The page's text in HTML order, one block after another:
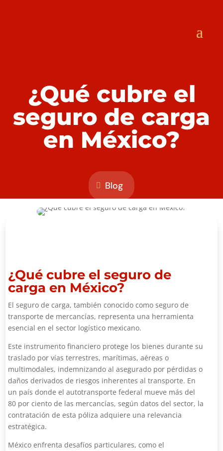
¿Qué cubre el
seguro de carga
en México?
 Blog
¿Qué cubre el seguro de
carga en México?
El seguro de carga, también conocido como seguro de
transporte de mercancías, representa una herramienta
esencial en el sector logístico mexicano.
Este instrumento financiero protege los bienes durante su
traslado por vías terrestres, marítimas, aéreas o
multimodales, indemnizando al asegurado por pérdidas o
daños derivados de riesgos inherentes al transporte. En
un país donde el autotransporte federal mueve más del
80 por ciento de las mercancías, según datos del sector, la
contratación de esta póliza adquiere una relevancia
estratégica.
México enfrenta desafíos particulares, como el